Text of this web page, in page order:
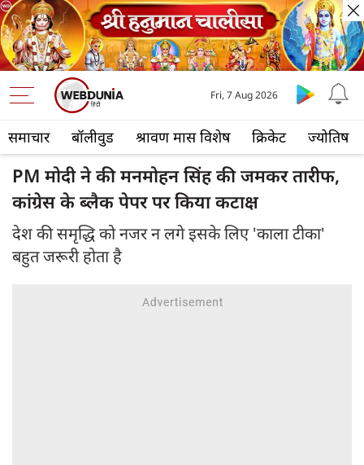
समाचार बॉलीवुड श्रावण मास विशेष क्रिकेट ज्योतिष
Fri, 7 Aug 2026
PM मोदी ने की मनमोहन सिंह की जमकर तारीफ,
कांग्रेस के ब्लैक पेपर पर किया कटाक्ष
देश की समृद्धि को नजर न लगे इसके लिए 'काला टीका'
बहुत जरूरी होता है